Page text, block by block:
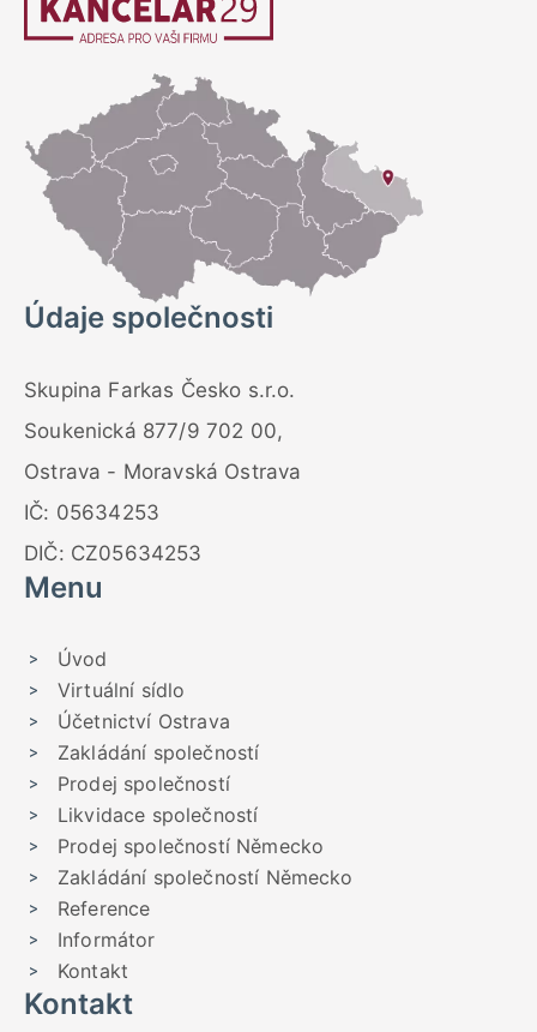
Údaje společnosti
Skupina Farkas Česko s.r.o.
Soukenická 877/9 702 00,
Ostrava - Moravská Ostrava
IČ: 05634253
DIČ: CZ05634253
Menu
Úvod
Virtuální sídlo
Účetnictví Ostrava
Zakládání společností
Prodej společností
Likvidace společností
Prodej společností Německo
Zakládání společností Německo
Reference
Informátor
Kontakt
Kontakt